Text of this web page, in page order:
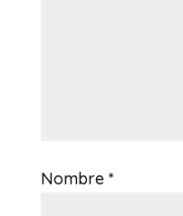
Nombre *